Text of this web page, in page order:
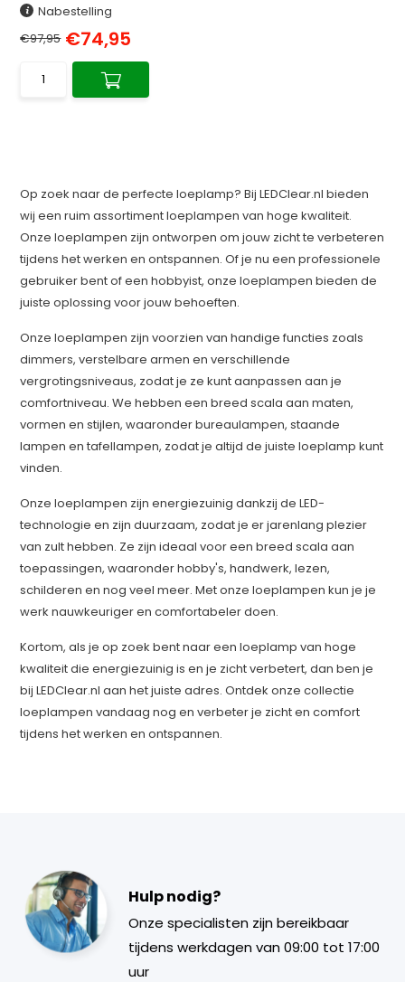
Nabestelling
€97,95 €74,95
Op zoek naar de perfecte loeplamp? Bij LEDClear.nl bieden
wij een ruim assortiment loeplampen van hoge kwaliteit.
Onze loeplampen zijn ontworpen om jouw zicht te verbeteren
tijdens het werken en ontspannen. Of je nu een professionele
gebruiker bent of een hobbyist, onze loeplampen bieden de
juiste oplossing voor jouw behoeften.
Onze loeplampen zijn voorzien van handige functies zoals
dimmers, verstelbare armen en verschillende
vergrotingsniveaus, zodat je ze kunt aanpassen aan je
comfortniveau. We hebben een breed scala aan maten,
vormen en stijlen, waaronder bureaulampen, staande
lampen en tafellampen, zodat je altijd de juiste loeplamp kunt
vinden.
Onze loeplampen zijn energiezuinig dankzij de LED-
technologie en zijn duurzaam, zodat je er jarenlang plezier
van zult hebben. Ze zijn ideaal voor een breed scala aan
toepassingen, waaronder hobby's, handwerk, lezen,
schilderen en nog veel meer. Met onze loeplampen kun je je
werk nauwkeuriger en comfortabeler doen.
Kortom, als je op zoek bent naar een loeplamp van hoge
kwaliteit die energiezuinig is en je zicht verbetert, dan ben je
bij LEDClear.nl aan het juiste adres. Ontdek onze collectie
loeplampen vandaag nog en verbeter je zicht en comfort
tijdens het werken en ontspannen.
Hulp nodig?
Onze specialisten zijn bereikbaar
tijdens werkdagen van 09:00 tot 17:00
uur